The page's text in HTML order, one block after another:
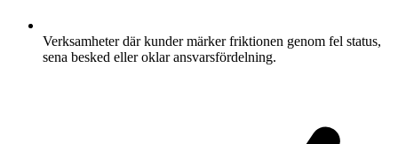
Verksamheter där kunder märker friktionen genom fel status,
sena besked eller oklar ansvarsfördelning.